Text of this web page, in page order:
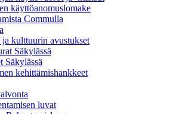
käyttöanomuslomake
Commulla
ja kulttuurin avustukset
Säkylässä
Säkylässä
kehittämishankkeet
luvat